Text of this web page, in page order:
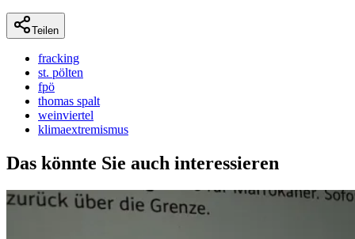
Teilen
fracking
st. pölten
fpö
thomas spalt
weinviertel
klimaextremismus
Das könnte Sie auch interessieren